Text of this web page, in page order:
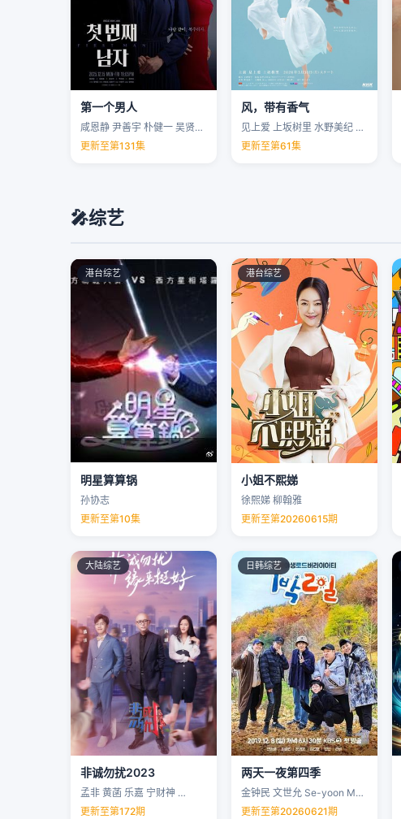
第一个男人
咸恩静 尹善宇 朴健一 吴贤庆 …
更新至第131集
风，带有香气
见上爱 上坂树里 水野美纪 早坂美海 …
更新至第61集
🎤综艺
港台综艺
明星算算锅
孙协志
更新至第10集
港台综艺
小姐不熙娣
徐熙娣 柳翰雅
更新至第20260615期
大陆综艺
非诚勿扰2023
孟非 黄菡 乐嘉 宁财神 …
更新至第172期
日韩综艺
两天一夜第四季
金钟民 文世允 Se-yoon Moon …
更新至第20260621期